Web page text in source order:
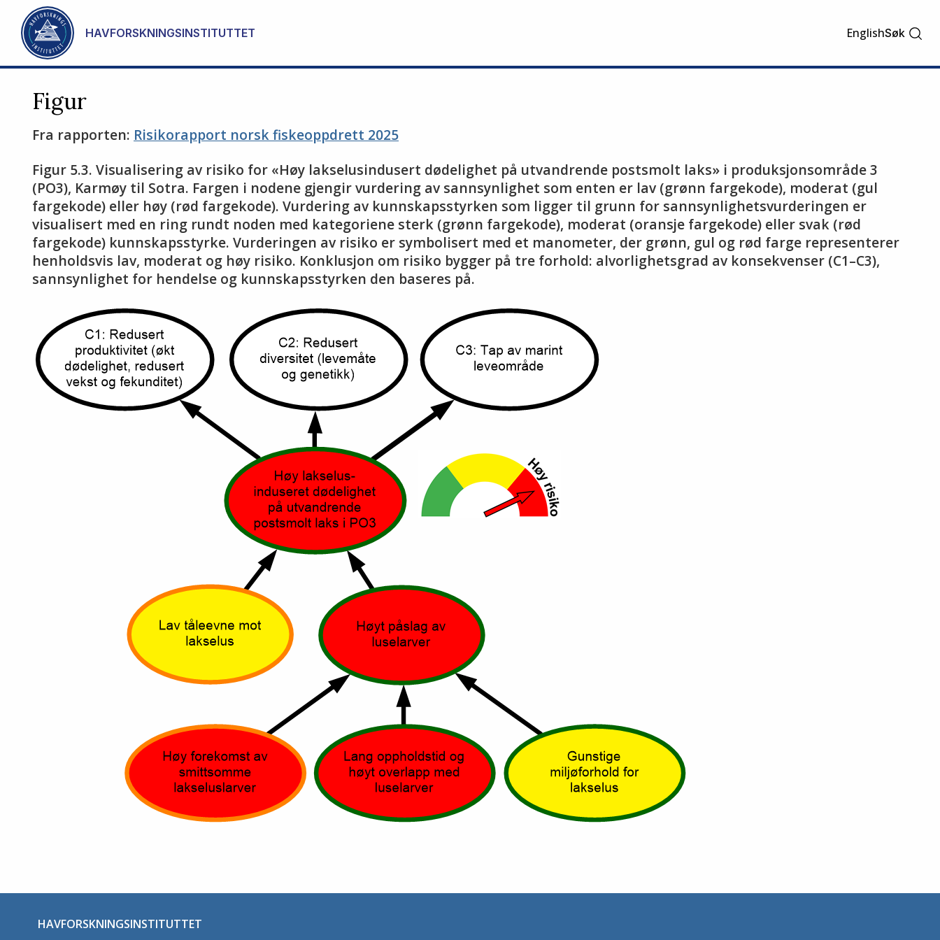
Gå til hovedinnhold
HAVFORSKNINGSINSTITUTTET EnglishSøk
Figur
Fra rapporten: Risikorapport norsk fiskeoppdrett 2025
Figur 5.3. Visualisering av risiko for «Høy lakselusindusert dødelighet på utvandrende postsmolt laks» i produksjonsområde 3
(PO3), Karmøy til Sotra. Fargen i nodene gjengir vurdering av sannsynlighet som enten er lav (grønn fargekode), moderat (gul
fargekode) eller høy (rød fargekode). Vurdering av kunnskapsstyrken som ligger til grunn for sannsynlighetsvurderingen er
visualisert med en ring rundt noden med kategoriene sterk (grønn fargekode), moderat (oransje fargekode) eller svak (rød
fargekode) kunnskapsstyrke. Vurderingen av risiko er symbolisert med et manometer, der grønn, gul og rød farge representerer
henholdsvis lav, moderat og høy risiko. Konklusjon om risiko bygger på tre forhold: alvorlighetsgrad av konsekvenser (C1–C3),
sannsynlighet for hendelse og kunnskapsstyrken den baseres på.
HAVFORSKNINGSINSTITUTTET